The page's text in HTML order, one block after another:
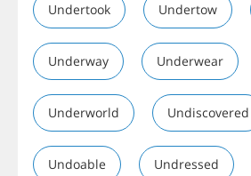
Undertook Undertow
Underway Underwear
Underworld Undiscovered
Undoable Undressed